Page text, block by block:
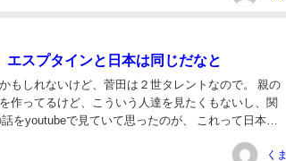
スプタインと日本は同じだなと
もしれないけど、菅田は２世タレントなので。 親の
作ってるけど、こういう人達を見たくもないし、関
くま